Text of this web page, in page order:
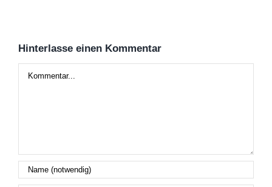
Hinterlasse einen Kommentar